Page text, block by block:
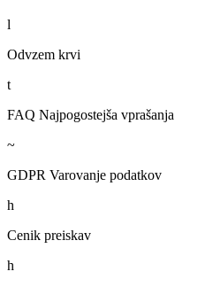
l
Odvzem krvi
t
FAQ Najpogostejša vprašanja
~
GDPR Varovanje podatkov
h
Cenik preiskav
h